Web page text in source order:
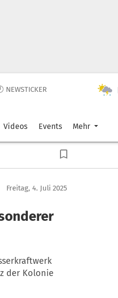
NEWSTICKER
Videos Events Mehr
Freitag, 4. Juli 2025
der Kolonie